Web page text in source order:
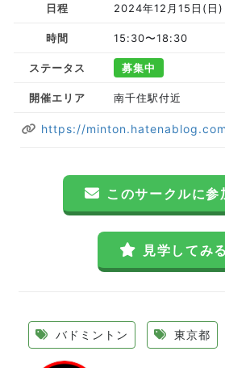
日程 2024年12月15日(日)
時間 15:30〜18:30
ステータス 募集中
開催エリア 南千住駅付近
https://
このサークルに参
見学してみ
バドミントン 東京都